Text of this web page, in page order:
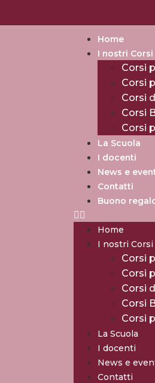
Home
I nostri Corsi
Corsi
Corsi
Corsi
Corsi
Corsi
La Scuola
I docenti
News e
Contatti
Buono
Home
I nostri Corsi
Corsi
Corsi
Corsi
Corsi
Corsi
La Scuola
I docenti
News e
Contatti